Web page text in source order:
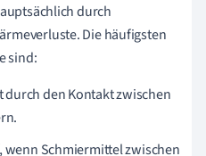
durch
Die häufigsten
sind:
durch den Kontakt zwischen
wenn Schmiermittel zwischen